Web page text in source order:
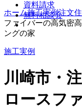
資料請求
無料相談会
ホーム施工実例注文
ファイバーの高気密
ングの家
施工実例
川崎市・
ロースフ